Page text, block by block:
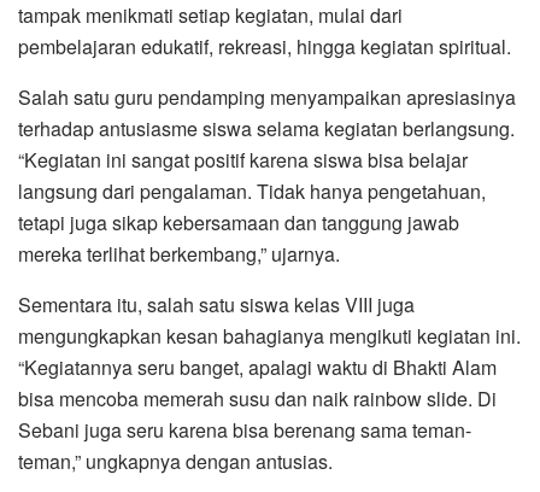
tampak menikmati setiap kegiatan, mulai dari
pembelajaran edukatif, rekreasi, hingga kegiatan spiritual.
Salah satu guru pendamping menyampaikan apresiasinya
terhadap antusiasme siswa selama kegiatan berlangsung.
“Kegiatan ini sangat positif karena siswa bisa belajar
langsung dari pengalaman. Tidak hanya pengetahuan,
tetapi juga sikap kebersamaan dan tanggung jawab
mereka terlihat berkembang,” ujarnya.
Sementara itu, salah satu siswa kelas VIII juga
mengungkapkan kesan bahagianya mengikuti kegiatan ini.
“Kegiatannya seru banget, apalagi waktu di Bhakti Alam
bisa mencoba memerah susu dan naik rainbow slide. Di
Sebani juga seru karena bisa berenang sama teman-
teman,” ungkapnya dengan antusias.